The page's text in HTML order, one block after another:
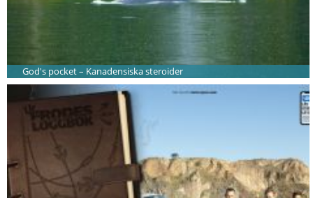
God's pocket – Kanadensiska steroider